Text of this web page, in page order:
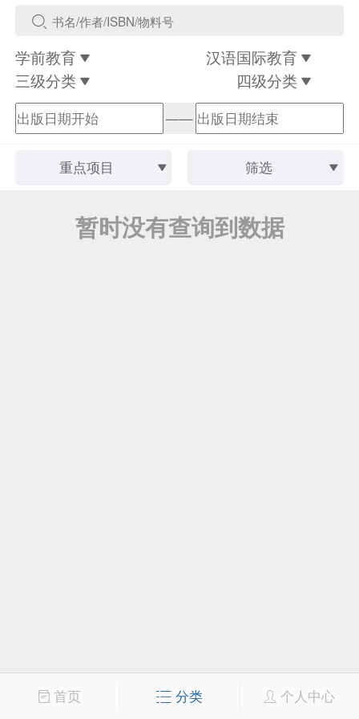
学前教育
汉语国际教育
三级分类
四级分类
——
重点项目 筛选
暂时没有查询到数据
首页 分类 个人中心